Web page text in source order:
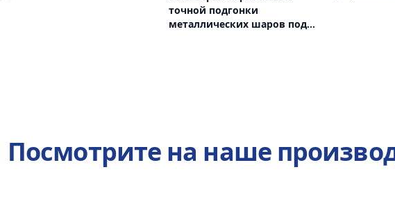
точной подгонки
металлических шаров под
Посмотрите на наше